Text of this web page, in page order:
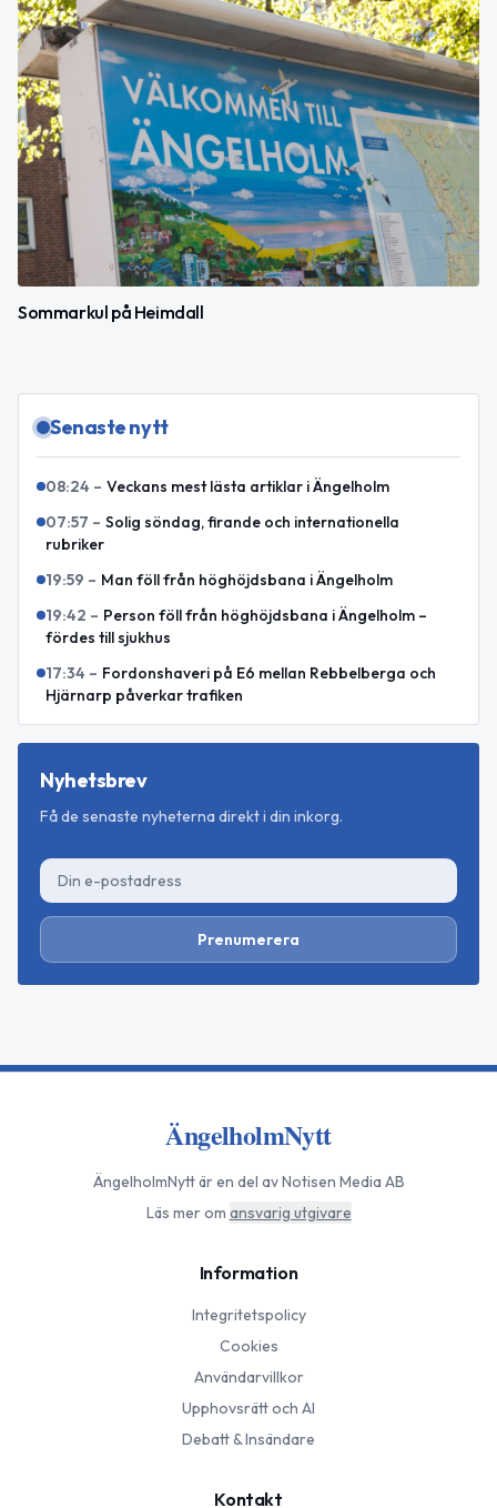
Sommarkul på Heimdall
Senaste nytt
08:24 – Veckans mest lästa artiklar i Ängelholm
07:57 – Solig söndag, firande och internationella
rubriker
19:59 – Man föll från höghöjdsbana i Ängelholm
19:42 – Person föll från höghöjdsbana i Ängelholm –
fördes till sjukhus
17:34 – Fordonshaveri på E6 mellan Rebbelberga och
Hjärnarp påverkar trafiken
Nyhetsbrev
Få de senaste nyheterna direkt i din inkorg.
Prenumerera
ÄngelholmNytt
ÄngelholmNyttär en del av Notisen Media AB
Läs mer om ansvarig utgivare
Information
Integritetspolicy
Cookies
Användarvillkor
Upphovsrätt och AI
Debatt & Insändare
Kontakt